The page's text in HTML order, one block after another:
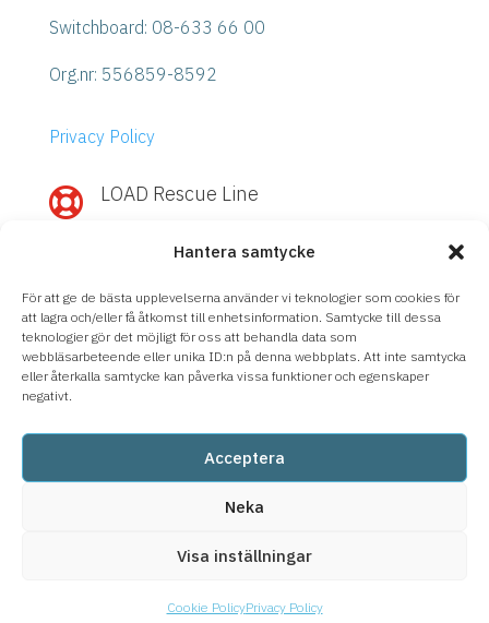
Hantera samtycke
För att ge de bästa upplevelserna använder vi teknologier som cookies för
att lagra och/eller få åtkomst till enhetsinformation. Samtycke till dessa
teknologier gör det möjligt för oss att behandla data som
webbläsarbeteende eller unika ID:n på denna webbplats. Att inte samtycka
eller återkalla samtycke kan påverka vissa funktioner och egenskaper
negativt.
Acceptera
Neka
Visa inställningar
Cookie PolicyPrivacy Policy
Switchboard: 08-633 66 00
Org.nr: 556859-8592
Privacy Policy
 LOAD Rescue Line
Storage?
Call
LOAD Rescue Line
– direct contact
with our experts, regardless of support
agreement.